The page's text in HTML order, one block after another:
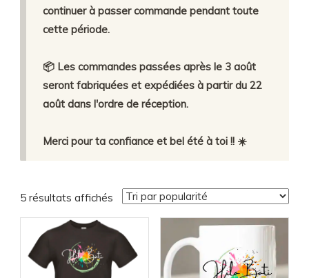
continuer à passer commande pendant toute
cette période.
📦 Les commandes passées après le 3 août
seront fabriquées et expédiées à partir du 22
août dans l'ordre de réception.
Merci pour ta confiance et bel été à toi !! ☀️
5 résultats affichésTrié
par
popularité